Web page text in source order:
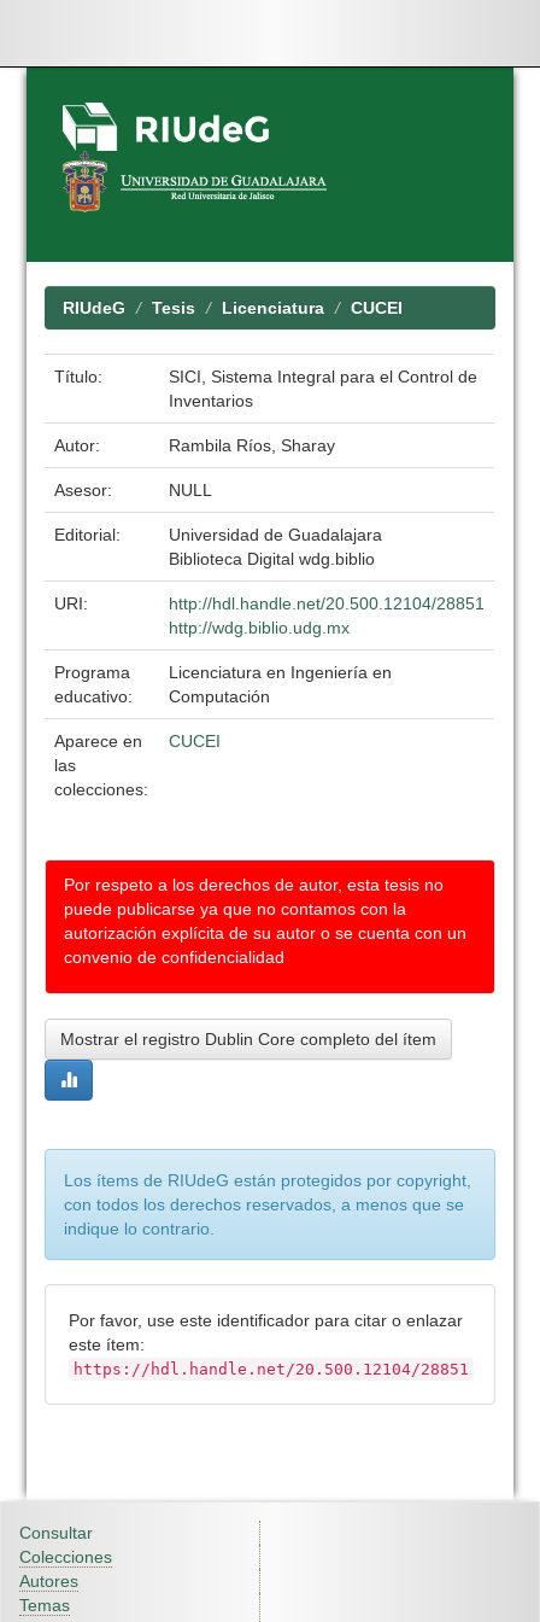
Skip
navigation
RIUdeG Tesis Licenciatura CUCEI
Título:
SICI, Sistema Integral para el Control de
Inventarios
Autor: Rambila Ríos, Sharay
Asesor: NULL
Editorial:
Universidad de Guadalajara
Biblioteca Digital wdg.biblio
URI:
http://hdl.handle.net/20.500.12104/28851
http://wdg.biblio.udg.mx
Programa
educativo:
Licenciatura en Ingeniería en
Computación
Aparece en
las
colecciones:
CUCEI
Por respeto a los derechos de autor, esta tesis no
puede publicarse ya que no contamos con la
autorización explícita de su autor o se cuenta con un
convenio de confidencialidad
Mostrar el registro Dublin Core completo del ítem
Los ítems de RIUdeG están protegidos por copyright,
con todos los derechos reservados, a menos que se
indique lo contrario.
Por favor, use este identificador para citar o enlazar
este ítem:
https://hdl.handle.net/20.500.12104/28851
Consultar
Colecciones
Autores
Temas